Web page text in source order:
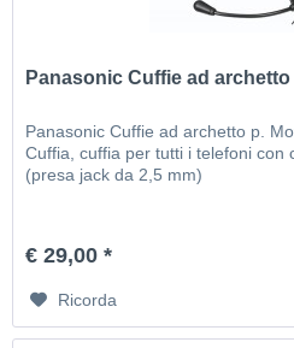
Panasonic Cuffie ad
Panasonic Cuffie ad archetto p.
Cuffia, cuffia per tutti i telefoni con
(presa jack da 2,5 mm)
€ 29,00 *
Ricorda